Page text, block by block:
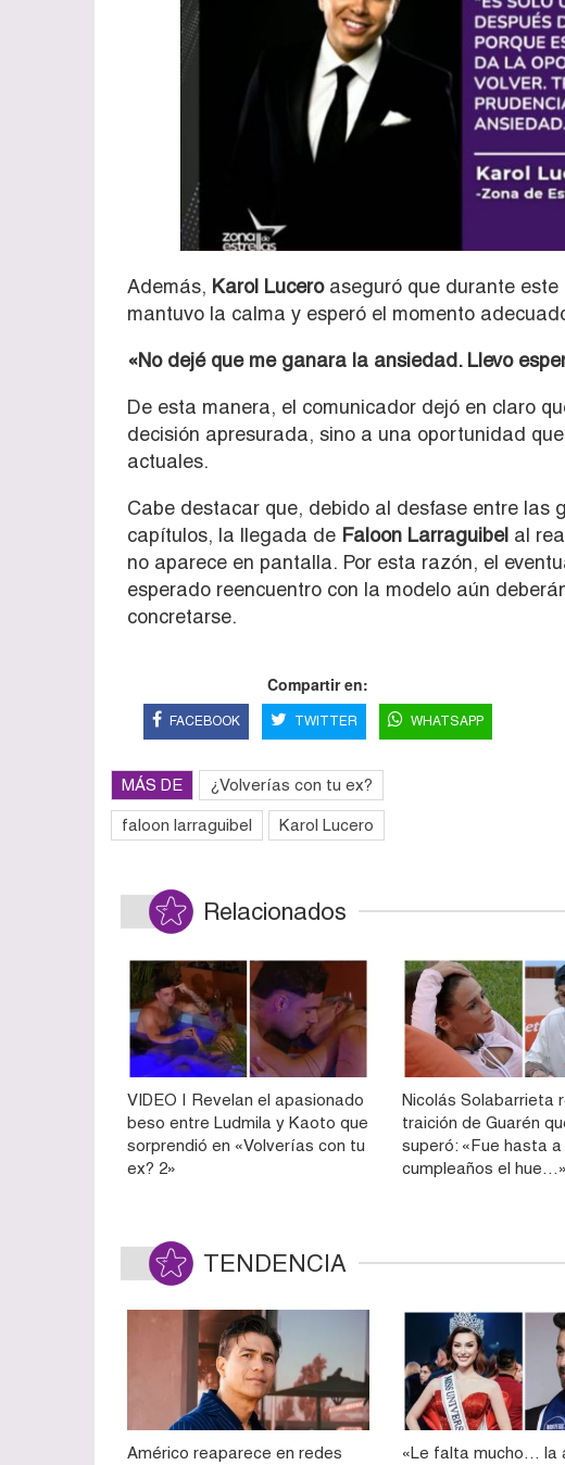
Además, Karol Luceroaseguró que durante este
mantuvo la calma y esperó el momento
«No dejé que me ganara la ansiedad. Llevo
De esta manera, el comunicador dejó en claro
decisión apresurada, sino a una oportunidad
actuales.
Cabe destacar que, debido al desfase entre las
capítulos, la llegada de Faloon Larraguibel al
no aparece en pantalla. Por esta razón, el
esperado reencuentro con la modelo aún
concretarse.
Compartir en:
FACEBOOK TWITTER WHATSAPP
MÁS DE ¿Volverías con tu ex?
faloon larraguibel Karol Lucero
Relacionados
VIDEO | Revelan el apasionado
beso entre Ludmila y Kaoto que
sorprendió en «Volverías con tu
ex? 2»
Nicolás Solabarrieta
traición de Guarén
superó: «Fue hasta a
cumpleaños el hue…»
TENDENCIA
Américo reaparece en redes «Le falta mucho… la